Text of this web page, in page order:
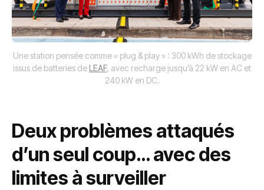
Une station pensée comme « plug & play » : 300 kWh de stockage
issus de batteries de LEAF, avec recharge jusqu’à 22 kW en AC et
240 kW en DC.
Deux problèmes attaqués
d’un seul coup… avec des
limites à surveiller